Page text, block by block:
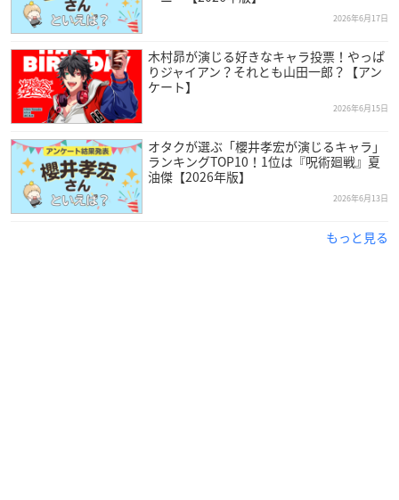
で42歳を迎えます。
TVアニメ『君が望む永遠』の世界に魅了されたことをきっかけ
に声優を志し、養成所を経てアトミックモンキーの一般公募オ
ーディションに合格、2006年にデビューしました。
2013年には声優アワードで助演男優賞を受賞。音楽活動も行う
など、多方面で活躍する人気声優さんです。
2026年6月17日
木村昴が演じる好きなキャラ投票！やっぱ
りジャイアン？それとも山田一郎？【アン
ケート】
2026年6月15日
オタクが選ぶ「櫻井孝宏が演じるキャラ」
ランキングTOP10！1位は『呪術廻戦』夏
油傑【2026年版】
2026年6月13日
もっと見る